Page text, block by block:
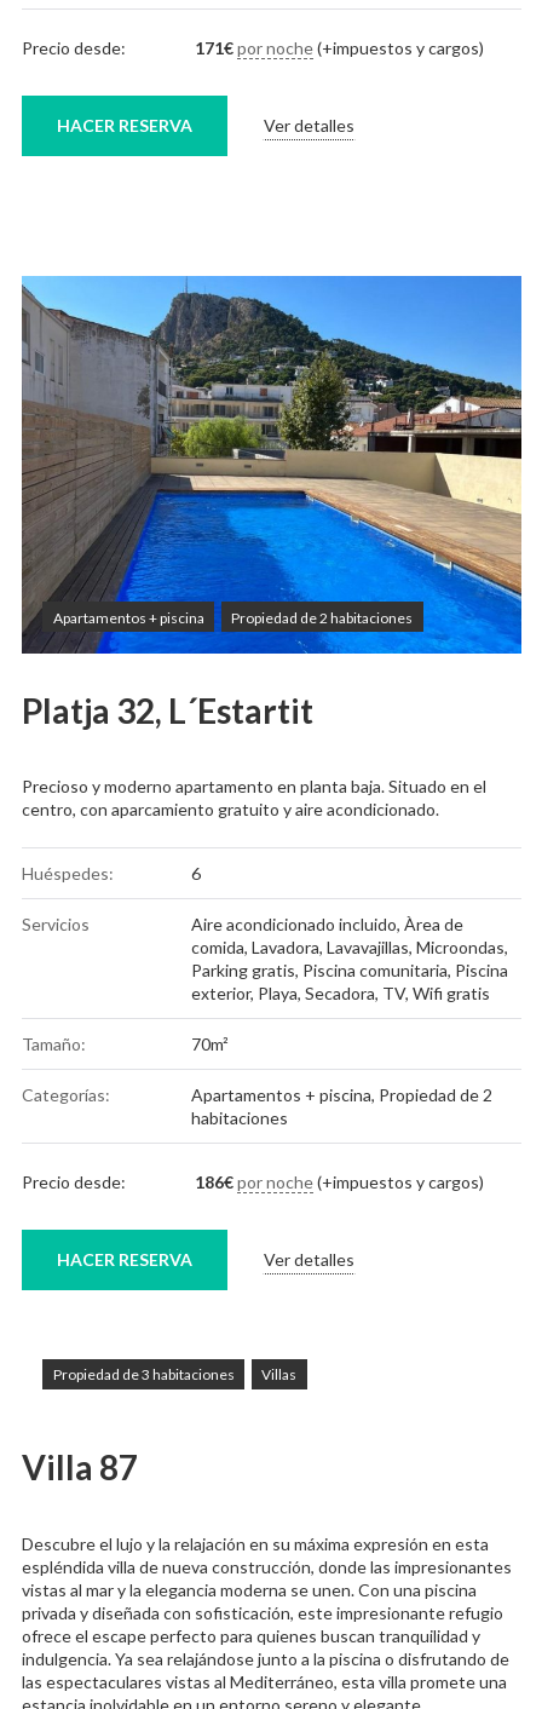
Precio desde: 171€ por noche(+impuestos y cargos)
Ver detalles
HACER RESERVA
Apartamentos + piscina Propiedad de 2 habitaciones
Platja 32, L´Estartit
Precioso y moderno apartamento en planta baja. Situado en el
centro, con aparcamiento gratuito y aire acondicionado.
Huéspedes: 6
Servicios Aire acondicionado incluido, Àrea de
comida, Lavadora, Lavavajillas, Microondas,
Parking gratis, Piscina comunitaria, Piscina
exterior, Playa, Secadora, TV, Wifi gratis
Tamaño: 70m²
Categorías: Apartamentos + piscina, Propiedad de 2
habitaciones
Precio desde: 186€ por noche(+impuestos y cargos)
Ver detalles
HACER RESERVA
Propiedad de 3 habitaciones Villas
Villa 87
Descubre el lujo y la relajación en su máxima expresión en esta
espléndida villa de nueva construcción, donde las impresionantes
vistas al mar y la elegancia moderna se unen. Con una piscina
privada y diseñada con sofisticación, este impresionante refugio
ofrece el escape perfecto para quienes buscan tranquilidad y
indulgencia. Ya sea relajándose junto a la piscina o disfrutando de
las espectaculares vistas al Mediterráneo, esta villa promete una
estancia inolvidable en un entorno sereno y elegante.